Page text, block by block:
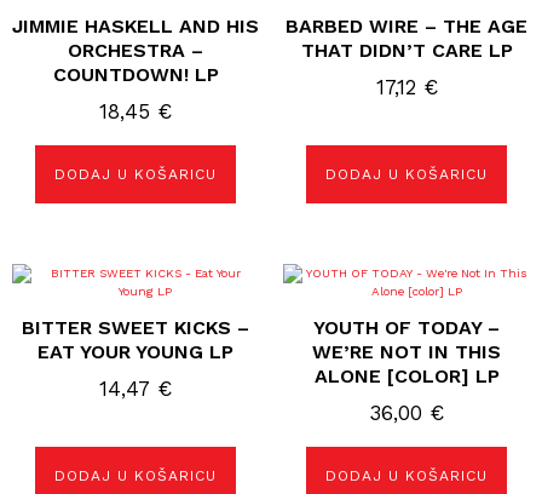
JIMMIE HASKELL AND HIS
ORCHESTRA –
COUNTDOWN! LP
18,45 €
DODAJ U KOŠARICU
BARBED WIRE – THE AGE
THAT DIDN’T CARE LP
17,12 €
DODAJ U KOŠARICU
BITTER SWEET KICKS –
EAT YOUR YOUNG LP
14,47 €
DODAJ U KOŠARICU
YOUTH OF TODAY –
WE’RE NOT IN THIS
ALONE [COLOR] LP
36,00 €
DODAJ U KOŠARICU